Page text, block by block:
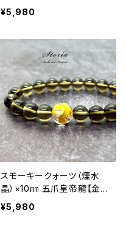
ブレスレット
¥5,980
スモーキークォーツ（煙水
晶）×10㎜ 五爪皇帝龍【金
彫り】水晶 ブレスレット
¥5,980